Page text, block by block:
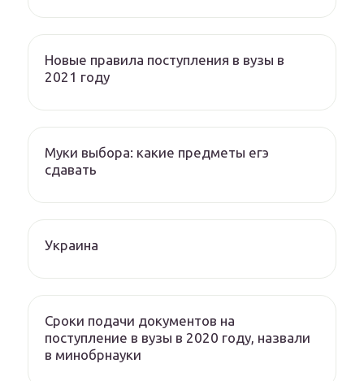
Новые правила поступления в вузы в
2021 году
Муки выбора: какие предметы егэ
сдавать
Украина
Сроки подачи документов на
поступление в вузы в 2020 году, назвали
в минобрнауки